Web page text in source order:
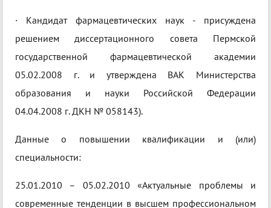
·​ Кандидат фармацевтических наук - присуждена
решением диссертационного совета Пермской
государственной фармацевтической академии
05.02.2008 г. и утверждена ВАК Министерства
образования и науки Российской Федерации
04.04.2008 г. ДКН № 058143).
Данные о повышении квалификации и (или)
специальности:
25.01.2010 – 05.02.2010 «Актуальные проблемы и
современные тенденции в высшем профессиональном